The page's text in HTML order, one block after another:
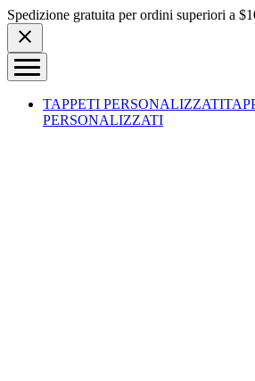
Skip to content
Spedizione gratuita per ordini superiori a
TAPPETI PERSONALIZZATI
PERSONALIZZATI